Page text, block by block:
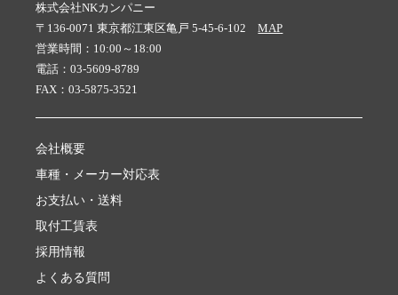
株式会社NKカンパニー
〒136-0071 東京都江東区亀戸 5-45-6-102MAP
営業時間：10:00～18:00
電話：03-5609-8789
FAX：03-5875-3521
会社概要
車種・メーカー対応表
お支払い・送料
取付工賃表
採用情報
よくある質問